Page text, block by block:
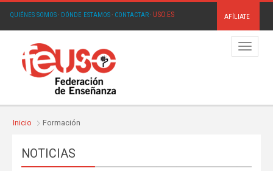
QUIÉNES SOMOS· DÓNDE ESTAMOS· CONTACTAR· USO.ES AFÍLIATE
Menú
Inicio Formación
NOTICIAS